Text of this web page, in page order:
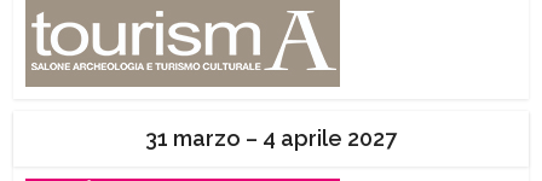
31 marzo – 4 aprile 2027